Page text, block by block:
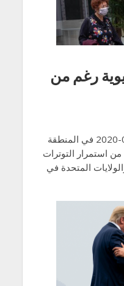
رغم من
ارتفعت الاسهم الاسيوية 23-06-2020 في المنطقة
من استمرار التوترات
المتحدة في